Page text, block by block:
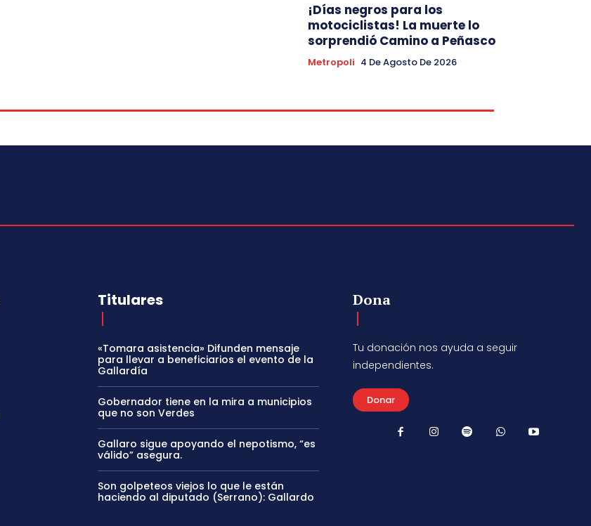
¡Días negros para los
motociclistas! La muerte lo
sorprendió Camino a Peñasco
Metropoli 4 De Agosto De 2026
Titulares
«Tomara asistencia» Difunden mensaje
para llevar a beneficiarios el evento de la
Gallardía
Gobernador tiene en la mira a municipios
que no son Verdes
Gallaro sigue apoyando el nepotismo, “es
válido” asegura.
Son golpeteos viejos lo que le están
haciendo al diputado (Serrano): Gallardo
Dona
Tu donación nos ayuda a seguir
independientes.
Donar